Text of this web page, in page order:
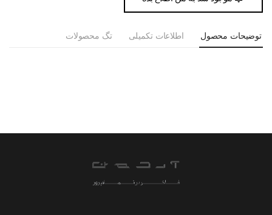
توضیحات محصول اطلاعات تکمیلی تگ محصولات